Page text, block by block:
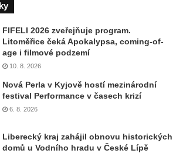
FIFELI 2026 zveřejňuje program.
Litoměřice čeká Apokalypsa, coming-of-
age i filmové podzemí
10. 8. 2026
Nová Perla v Kyjově hostí mezinárodní
festival Performance v časech krizí
6. 8. 2026
Liberecký kraj zahájil obnovu historických
domů u Vodního hradu v České Lípě